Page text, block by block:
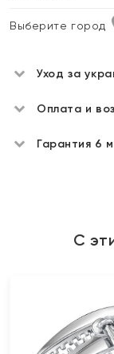
Выберите город
Уход за
Оплата и
Гарантия 6
С